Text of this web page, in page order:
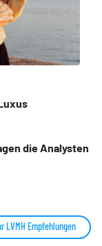
die Analysten
LVMH Empfehlungen